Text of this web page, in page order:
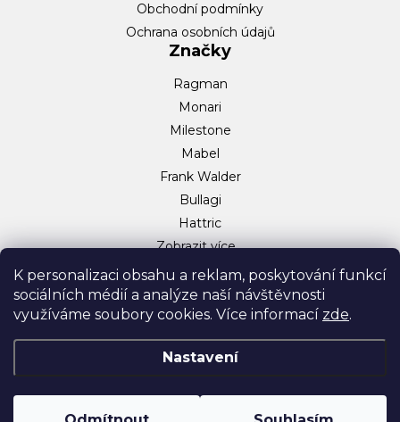
K personalizaci obsahu a reklam, poskytování funkcí
sociálních médií a analýze naší návštěvnosti
využíváme soubory cookies. Více informací zde.
Nastavení
Obchodní podmínky
Ochrana osobních údajů
Značky
Ragman
Monari
Milestone
Mabel
Frank Walder
Bullagi
Hattric
Zobrazit více…
Sociální sítě
Facebook
Instagram
TikTok